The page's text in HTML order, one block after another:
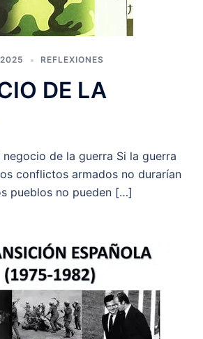
REFLEXIONES
DE LA
de la guerra Si la guerra
conflictos armados no durarían
pueblos no pueden […]